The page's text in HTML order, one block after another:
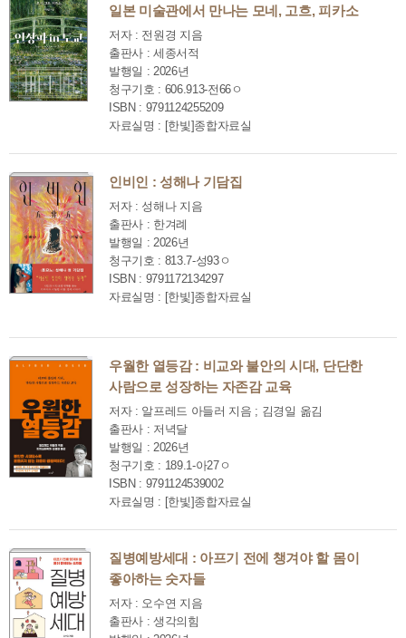
일본 미술관에서 만나는 모네, 고흐, 피카소
저자 : 전원경 지음
출판사 : 세종서적
발행일 : 2026년
청구기호 : 606.913-전66ㅇ
ISBN : 9791124255209
자료실명 : [한빛]종합자료실
인비인 : 성해나 기담집
저자 : 성해나 지음
출판사 : 한겨례
발행일 : 2026년
청구기호 : 813.7-성93ㅇ
ISBN : 9791172134297
자료실명 : [한빛]종합자료실
우월한 열등감 : 비교와 불안의 시대, 단단한
사람으로 성장하는 자존감 교육
저자 : 알프레드 아들러 지음 ; 김경일 옮김
출판사 : 저녁달
발행일 : 2026년
청구기호 : 189.1-아27ㅇ
ISBN : 9791124539002
자료실명 : [한빛]종합자료실
질병예방세대 : 아프기 전에 챙겨야 할 몸이
좋아하는 숫자들
저자 : 오수연 지음
출판사 : 생각의힘